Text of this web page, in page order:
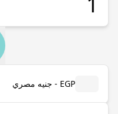
EGP - جنيه مصري